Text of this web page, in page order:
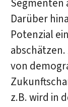
Segmenten
Darüber
Potenzial
von
z.B. wird in